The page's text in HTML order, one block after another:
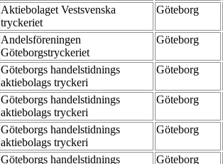
Aktiebolaget Vestsvenska
tryckeriet
Göteborg
Andelsföreningen
Göteborgstryckeriet
Göteborg
Göteborgs handelstidnings
aktiebolags tryckeri
Göteborg
Göteborgs handelstidnings
aktiebolags tryckeri
Göteborg
Göteborgs handelstidnings
aktiebolags tryckeri
Göteborg
Göteborgs handelstidnings Göteborg